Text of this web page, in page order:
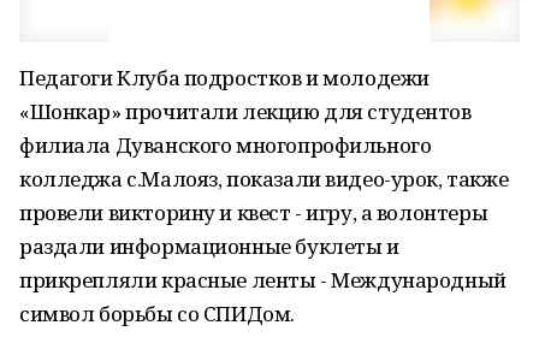
Педагоги Клуба подростков и молодежи
«Шонкар» прочитали лекцию для студентов
филиала Дуванского многопрофильного
колледжа с.Малояз, показали видео-урок, также
провели викторину и квест - игру, а волонтеры
раздали информационные буклеты и
прикрепляли красные ленты - Международный
символ борьбы со СПИДом.